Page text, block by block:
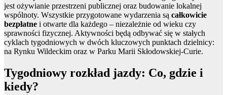
jest ożywianie przestrzeni publicznej oraz budowanie lokalnej
wspólnoty. Wszystkie przygotowane wydarzenia są całkowicie
bezpłatne i otwarte dla każdego – niezależnie od wieku czy
sprawności fizycznej. Aktywności będą odbywać się w stałych
cyklach tygodniowych w dwóch kluczowych punktach dzielnicy:
na Rynku Wildeckim oraz w Parku Marii Skłodowskiej-Curie.
Tygodniowy rozkład jazdy: Co, gdzie i
kiedy?